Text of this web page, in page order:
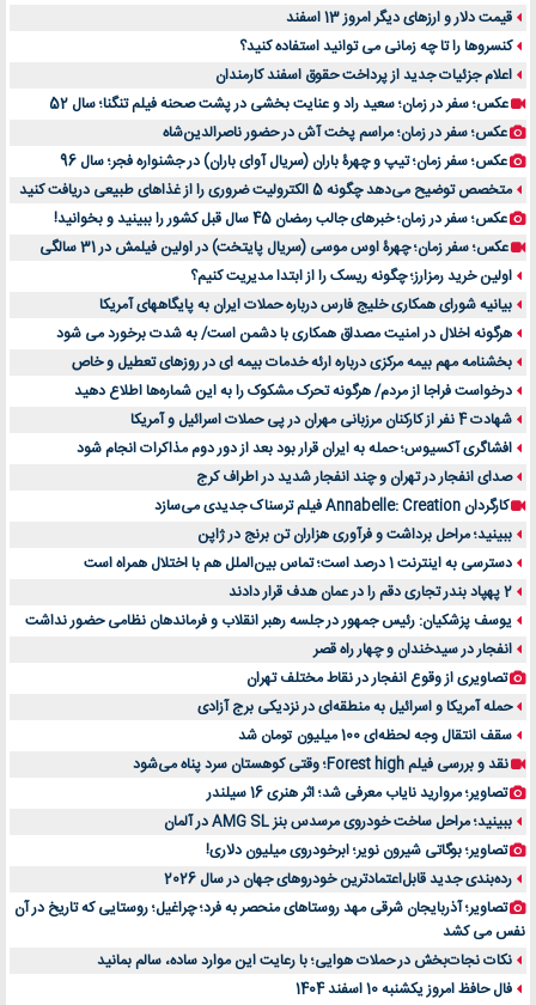
قیمت دلار و ارزهای دیگر امروز 13 اسفند
کنسروها را تا چه زمانی می توانید استفاده کنید؟
اعلام جزئیات جدید از پرداخت حقوق اسفند کارمندان
عکس؛ سفر در زمان؛ سعید راد و عنایت بخشی در پشت صحنه فیلم تنگنا؛ سال 52
عکس؛ سفر در زمان؛ مراسم پخت آش در حضور ناصرالدین‌شاه
عکس؛ سفر زمان؛ تیپ و چهرۀ باران (سریال آوای باران) در جشنواره فجر؛ سال 96
متخصص توضیح می‌دهد چگونه 5 الکترولیت ضروری را از غذاهای طبیعی دریافت کنید
عکس؛ سفر در زمان؛ خبرهای جالب رمضان 45 سال قبل کشور را ببینید و بخوانید!
عکس؛ سفر زمان؛ چهرۀ اوس موسی (سریال پایتخت) در اولین فیلمش در 31 سالگی
اولین خرید رمزارز؛ چگونه ریسک را از ابتدا مدیریت کنیم؟
بیانیه شورای همکاری خلیج فارس درباره حملات ایران به پایگاههای آمریکا
هرگونه اخلال در امنیت مصداق همکاری با دشمن است/ به شدت برخورد می شود
بخشنامه مهم بیمه مرکزی درباره ارئه خدمات بیمه ای در روزهای تعطیل و خاص
درخواست فراجا از مردم/ هرگونه تحرک مشکوک را به این شماره‌ها اطلاع دهید
شهادت 4 نفر از کارکنان مرزبانی مهران در پی حملات اسرائیل و آمریکا
افشاگری آکسیوس؛ حمله به ایران قرار بود بعد از دور دوم مذاکرات انجام شود
صدای انفجار در تهران و چند انفجار شدید در اطراف کرج
کارگردان Annabelle: Creation فیلم ترسناک جدیدی می‌سازد
ببینید؛ مراحل برداشت و فرآوری هزاران تن برنج در ژاپن
دسترسی به اینترنت 1 درصد است؛ تماس بین‌الملل هم با اختلال همراه است
2 پهپاد بندر تجاری دقم را در عمان هدف قرار دادند
یوسف پزشکیان: رئیس جمهور در جلسه رهبر انقلاب و فرماندهان نظامی حضور نداشت
انفجار در سیدخندان و چهار راه قصر
تصاویری از وقوع انفجار در نقاط مختلف تهران
حمله آمریکا و اسرائیل به منطقه‌ای در نزدیکی برج آزادی
سقف انتقال وجه لحظه‌ای 100 میلیون تومان شد
نقد و بررسی فیلم Forest high؛ وقتی کوهستان سرد پناه می‌شود
تصاویر؛ مروارید نایاب معرفی شد؛ اثر هنری 16 سیلندر
ببینید؛ مراحل ساخت خودروی مرسدس بنز AMG SL در آلمان
تصاویر؛ بوگاتی شیرون نویر؛ ابرخودروی میلیون دلاری!
رده‌بندی جدید قابل‌اعتمادترین خودروهای جهان در سال 2026
تصاویر؛ آذربایجان شرقی مهد روستاهای منحصر به فرد؛ چراغیل؛ روستایی که تاریخ در آن
نفس می کشد
نکات نجات‌بخش در حملات هوایی؛ با رعایت این موارد ساده، سالم بمانید
فال حافظ امروز یکشنبه 10 اسفند 1404